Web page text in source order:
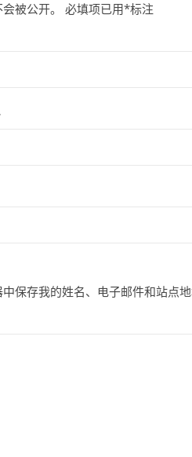
被公开。 必填项已用*标注
保存我的姓名、电子邮件和站点